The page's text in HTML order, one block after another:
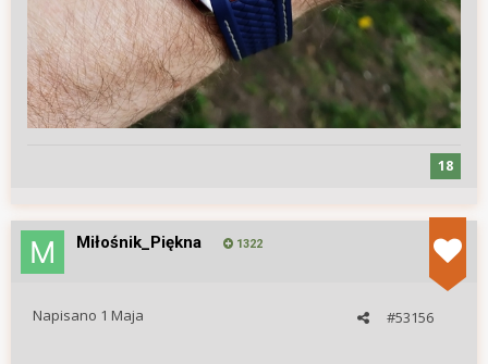
18
Miłośnik_Piękna 1322
#53156
Napisano 1 Maja